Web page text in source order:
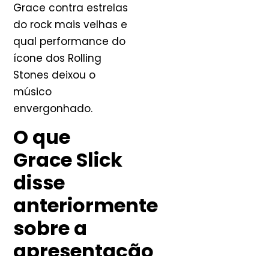
Grace contra estrelas
do rock mais velhas e
qual performance do
ícone dos Rolling
Stones deixou o
músico
envergonhado.
O que
Grace Slick
disse
anteriormente
sobre a